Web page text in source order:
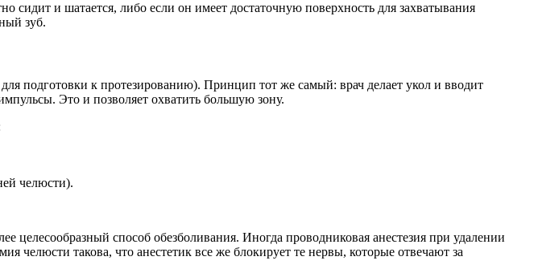
сидит и шатается, либо если он имеет достаточную поверхность для захватывания
зуб.
подготовки к протезированию). Принцип тот же самый: врач делает укол и вводит
Это и позволяет охватить большую зону.
челюсти).
целесообразный способ обезболивания. Иногда проводниковая анестезия при удалении
челюсти такова, что анестетик все же блокирует те нервы, которые отвечают за